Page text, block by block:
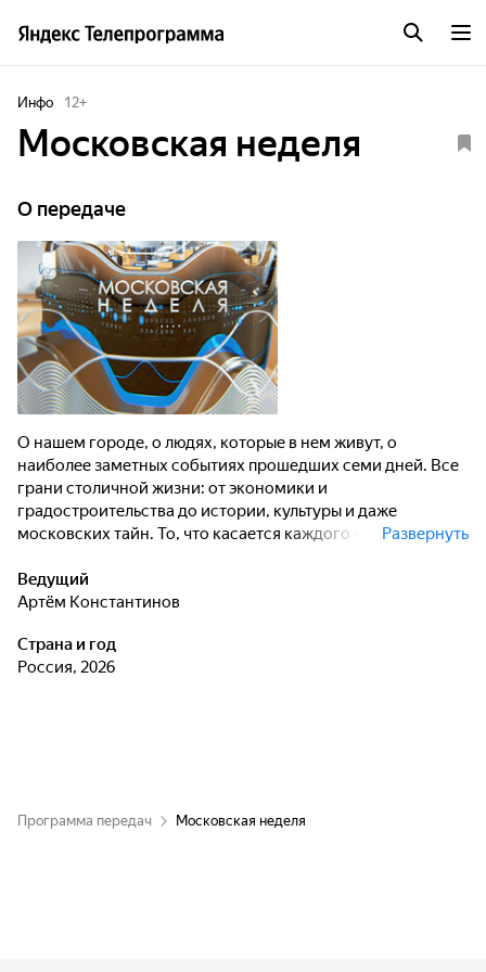
Инфо 12+
Московская неделя
О передаче
О нашем городе, о людях, которые в нем живут, о
наиболее заметных событиях прошедших семи дней. Все
грани столичной жизни: от экономики и
градостроительства до истории, культуры и даже
московских тайн. То, что касается каждого - объективная
вопросам, интересные подробности и неожиданные
факты.
Развернуть
Ведущий
Артём Константинов
Страна и год
Россия, 2026
Программа передач Московская неделя